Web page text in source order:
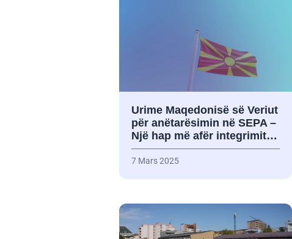
Urime Maqedonisë së Veriut
për anëtarësimin në SEPA –
Një hap më afër integrimit…
7 Mars 2025